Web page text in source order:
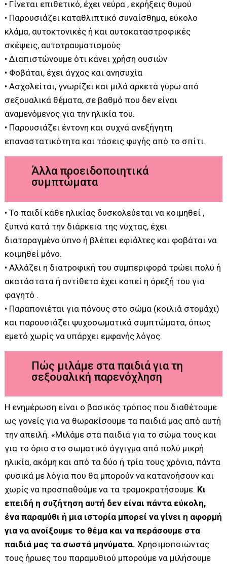
• Γίνεται επιθετικό, έχει νεύρα , εκρήξεις θυμού
• Παρουσιάζει καταθλιπτικό συναίσθημα, εύκολο
κλάμα, αυτοκτονικές ή και αυτοκαταστροφικές
σκέψεις, αυτοτραυματισμούς
• Διαπιστώνουμε ότι κάνει χρήση ουσιών
• Φοβάται, έχει άγχος και ανησυχία
• Ασχολείται, γνωρίζει και μιλά αρκετά γύρω από
σεξουαλικά θέματα, σε βαθμό που δεν είναι
αναμενόμενος για την ηλικία του.
• Παρουσιάζει έντονη και συχνά ανεξήγητη
επαναστατικότητα και τάσεις φυγής από το σπίτι.
Άλλα προειδοποιητικά
συμπτώματα
• Το παιδί κάθε ηλικίας δυσκολεύεται να κοιμηθεί ,
ξυπνά κατά την διάρκεια της νύχτας, έχει
διαταραγμένο ύπνο ή βλέπει εφιάλτες και φοβάται να
κοιμηθεί μόνο.
• Αλλάζει η διατροφική του συμπεριφορά τρώει πολύ ή
ακατάστατα ή αντίθετα έχει κοπεί η όρεξή του για
φαγητό .
• Παραπονιέται για πόνους στο σώμα (κοιλιά στομάχι)
και παρουσιάζει ψυχοσωματικά συμπτώματα, όπως
εμετό χωρίς να υπάρχει εμφανής λόγος.
Πώς μιλάμε στα παιδιά για τη
σεξουαλική παρενόχληση
Η ενημέρωση είναι ο βασικός τρόπος που διαθέτουμε
ως γονείς για να θωρακίσουμε τα παιδιά μας από αυτή
την απειλή. «Μιλάμε στα παιδιά για το σώμα τους και
για το όριο στο σωματικό άγγιγμα από πολύ μικρή
ηλικία, ακόμη και από τα δύο ή τρία τους χρόνια, πάντα
φυσικά με λόγια που θα μπορούν να κατανοήσουν και
χωρίς να προσπαθούμε να τα τρομοκρατήσουμε. Κι
επειδή η συζήτηση αυτή δεν είναι πάντα εύκολη,
ένα παραμύθι ή μια ιστορία μπορεί να γίνει η αφορμή
για να ανοίξουμε το θέμα και να περάσουμε στα
παιδιά μας τα σωστά μηνύματα. Χρησιμοποιώντας
τους ήρωες του παραμυθιού μπορούμε να μιλήσουμε